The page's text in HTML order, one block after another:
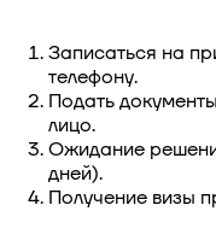
Записаться на
телефону.
Подать
лицо.
Ожидание
дней).
Получение визы